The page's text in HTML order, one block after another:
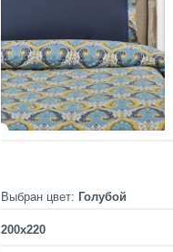
Выбран цвет: Голубой
200x220